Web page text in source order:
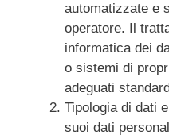
automatizzate e
operatore. Il
informatica dei
o sistemi di
adeguati
Tipologia di dati
suoi dati